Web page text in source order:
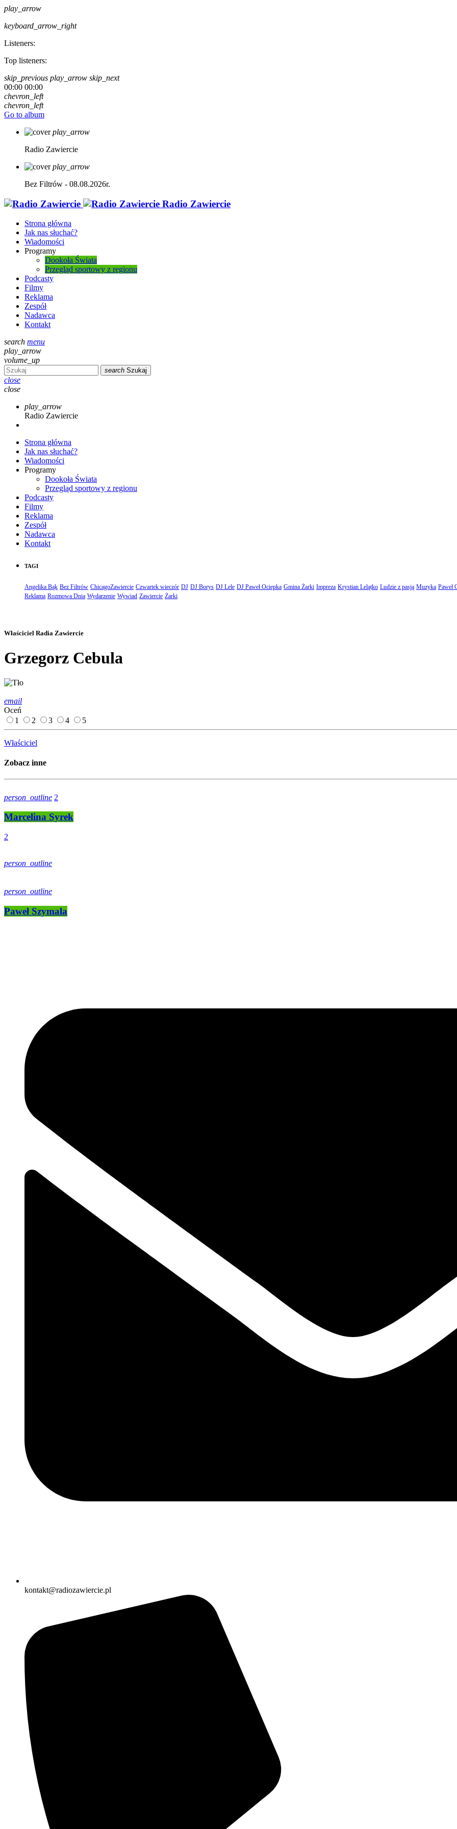
play_arrow
keyboard_arrow_right
Listeners:
Top listeners:
skip_previous play_arrow skip_next
00:00 00:00
chevron_left
chevron_left
Go to album
play_arrow
Radio Zawiercie
play_arrow
Bez Filtrów - 08.08.2026r.
Radio Zawiercie
Strona główna
Jak nas słuchać?
Wiadomości
Programy
Dookoła Świata
Przegląd sportowy z regionu
Podcasty
Filmy
Reklama
Zespół
Nadawca
Kontakt
search menu
play_arrow
volume_up
search Szukaj
close
close
play_arrow
Radio Zawiercie
Strona główna
Jak nas słuchać?
Wiadomości
Programy
Dookoła Świata
Przegląd sportowy z regionu
Podcasty
Filmy
Reklama
Zespół
Nadawca
Kontakt
TAGI
Angelika Bąk Bez Filtrów ChicagoZawiercie Czwartek wieczór DJ DJ Borys DJ Lele DJ Paweł Ociepka Gmina Żarki Impreza Krystian Lelątko Ludzie z pasją Muzyka Paweł
Reklama Rozmowa Dnia Wydarzenie Wywiad Zawiercie Żarki
Właściciel Radia Zawiercie
Grzegorz Cebula
email
Oceń
1
2 3 4 5
Właściciel
Zobacz inne
person_outline 2
Marcelina Syrek
2
person_outline
person_outline
Paweł Szymala
kontakt@radiozawiercie.pl